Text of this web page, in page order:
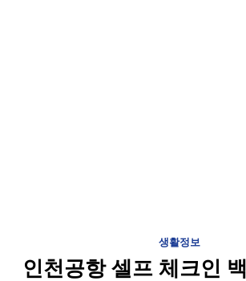
생활정보
인천공항 셀프 체크인